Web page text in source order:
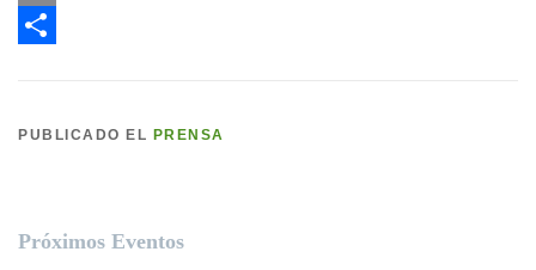
Email
PUBLICADO EL PRENSA
Próximos Eventos